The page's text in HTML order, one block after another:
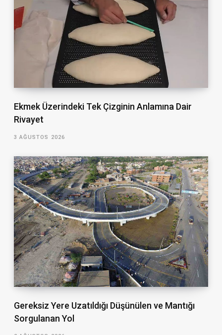
Ekmek Üzerindeki Tek Çizginin Anlamına Dair
Rivayet
3 AĞUSTOS 2026
Gereksiz Yere Uzatıldığı Düşünülen ve Mantığı
Sorgulanan Yol